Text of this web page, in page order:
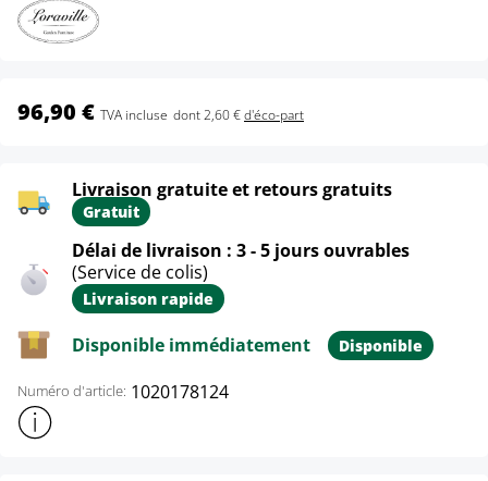
96,90 € TVA incluse dont 2,60 €d'éco-part
Livraison gratuite et retours gratuits
Gratuit
Délai de livraison : 3 - 5 jours ouvrables
(Service de colis)
Livraison rapide
Disponible immédiatement Disponible
Numéro d'article: 1020178124
Afficher plus d'informations sur le produit